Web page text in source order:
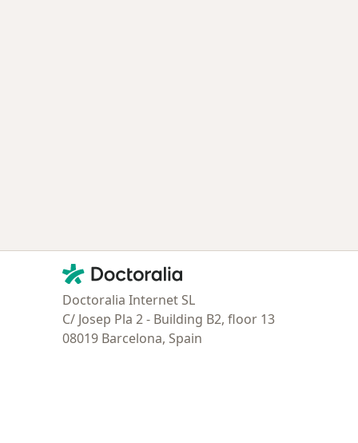
Contacto
Doctoralia - Página de inicio
Doctoralia Internet SL
C/ Josep Pla 2 - Building B2, floor 13
08019 Barcelona, Spain